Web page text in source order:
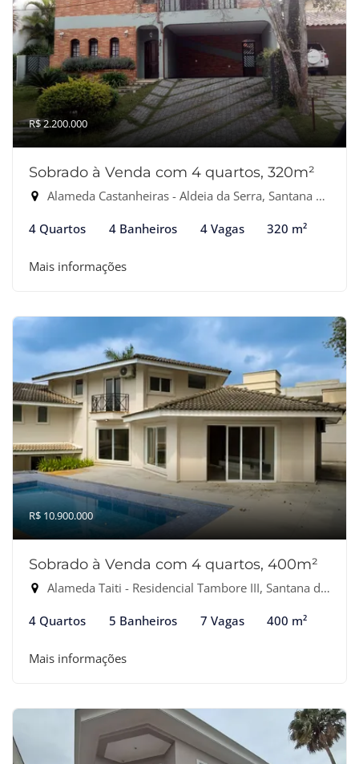
R$ 2.200.000
Sobrado à Venda com 4 quartos, 320m²
Alameda Castanheiras - Aldeia da Serra, Santana de Parnaíba-SP
4 Quartos 4 Banheiros 4 Vagas 320 m²
Mais informações
R$ 10.900.000
Sobrado à Venda com 4 quartos, 400m²
Alameda Taiti - Residencial Tambore III, Santana de Parnaíba-SP
4 Quartos 5 Banheiros 7 Vagas 400 m²
Mais informações